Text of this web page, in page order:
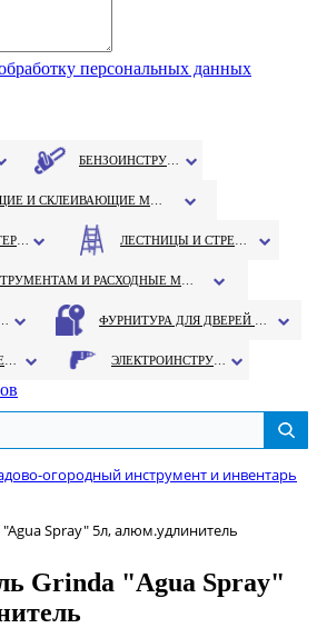
персональных данных
огородный инструмент и инвентарь
Spray" 5л, алюм.удлинитель
Grinda "Agua Spray"